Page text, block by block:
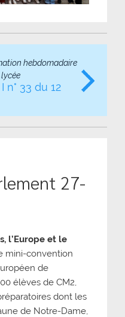
hebdomadaire
n° 33 du 12
27-
l’Europe et le
mini-convention
de
élèves de CM2,
dont les
de Notre-Dame,